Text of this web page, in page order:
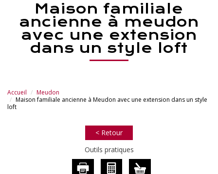
maison familiale
ancienne à meudon
avec une extension
dans un style loft
Accueil
Meudon
Maison familiale ancienne à Meudon avec une extension dans un style
loft
< Retour
Outils pratiques